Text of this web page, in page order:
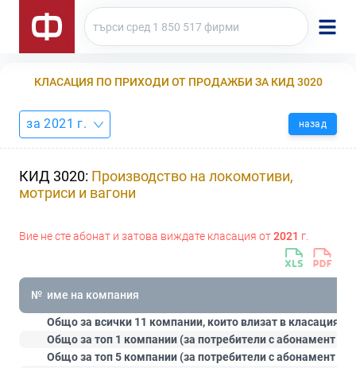
КЛАСАЦИЯ ПО ПРИХОДИ ОТ ПРОДАЖБИ ЗА КИД 3020
за 2021 г. назад
КИД 3020: Производство на локомотиви,
мотриси и вагони
Вие не сте абонат и затова виждате класация от2021 г.
№ име на компания
Общо за всички 11 компании, които влизат в класацията:
Общо за топ 1 компании (за потребители с абонамент
Общо за топ 5 компании (за потребители с абонамент